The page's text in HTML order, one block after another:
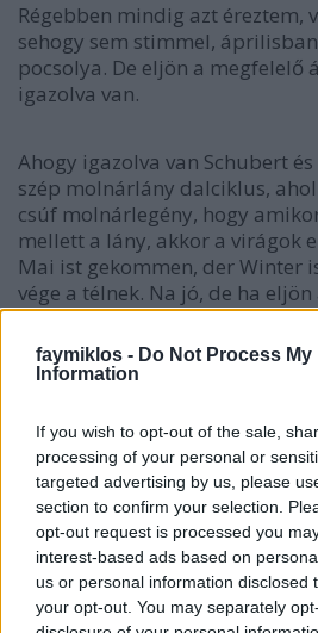
faymiklos - Do Not Process My
Information
If you wish to opt-out of the sale,
processing of your personal or
targeted advertising by us, please
section to confirm your selection.
opt-out request is processed you
interest-based ads based on
us or personal information disclosed
your opt-out. You may separately
Régebben mindig azt éreztem,
sehogy sem stimmel,
pocsolya. De eljön a megfelelő
igazolva van.
Ahogy igazolva van Schubert
szép molnárlány dalciklus,
csúf molnárlegény, hogy
mellett a lány, akkor a virágok
Mai ist gekommen, der Winter
vége a télnek. Na jó, de ha
akkor is vége a télnek, mondta
manó, aki idén kussolni
kellett várni a májust.
Ha lehet, azért itt megállnék.
Wagner is igazolva legyen, és
várni arra, hogy virágozni
mint a Mesterdalnokok